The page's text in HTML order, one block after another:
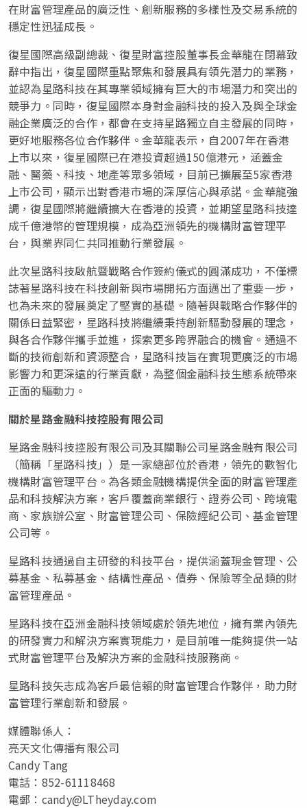
在財富管理產品的廣泛性、創新服務的多樣性及交易系統的
穩定性迅猛成長。
復星國際高級副總裁、復星財富控股董事長金華龍在閉幕致
辭中指出，復星國際重點聚焦和發展具有領先潛力的業務，
並認為星路科技在其專業領域擁有巨大的市場潛力和突出的
競爭力。同時，復星國際本身對金融科技的投入及與全球金
融企業廣泛的合作，都會在支持星路獨立自主發展的同時，
更好地服務各位合作夥伴。金華龍表示，自2007年在香港
上市以來，復星國際已在港投資超過150億港元，涵蓋金
融、醫藥、科技、地產等眾多領域，目前已擴展至5家香港
上市公司，顯示出對香港市場的深厚信心與承諾。金華龍強
調，復星國際將繼續擴大在香港的投資，並期望星路科技達
成千億港幣的管理規模，成為亞洲領先的機構財富管理平
台，與業界同仁共同推動行業發展。
此次星路科技啟航暨戰略合作簽約儀式的圓滿成功，不僅標
誌著星路科技在科技創新與市場開拓方面邁出了重要一步，
也為未來的發展奠定了堅實的基礎。隨著與戰略合作夥伴的
關係日益緊密，星路科技將繼續秉持創新驅動發展的理念，
與各合作夥伴攜手並進，探索更多跨界融合的機會。通過不
斷的技術創新和資源整合，星路科技旨在實現更廣泛的市場
影響力和更深遠的行業貢獻，為整個金融科技生態系統帶來
正面的驅動力。
關於星路金融科技控股有限公司
星路金融科技控股有限公司及其關聯公司星路金融有限公司
（簡稱「星路科技」）是一家總部位於香港，領先的數智化
機構財富管理平台。為各類金融機構提供全面的財富管理產
品和科技解決方案，客戶覆蓋商業銀行、證券公司、跨境電
商、家族辦公室、財富管理公司、保險經紀公司、基金管理
公司等。
星路科技通過自主研發的科技平台，提供涵蓋現金管理、公
募基金、私募基金、結構性產品、債券、保險等全品類的財
富管理產品。
星路科技在亞洲金融科技領域處於領先地位，擁有業內領先
的研發實力和解決方案實現能力，是目前唯一能夠提供一站
式財富管理平台及解決方案的金融科技服務商。
星路科技矢志成為客戶最信賴的財富管理合作夥伴，助力財
富管理行業創新和發展。
媒體聯係人：
亮天文化傳播有限公司
Candy Tang
電話：852-61118468
電郵： candy@LTheyday.com